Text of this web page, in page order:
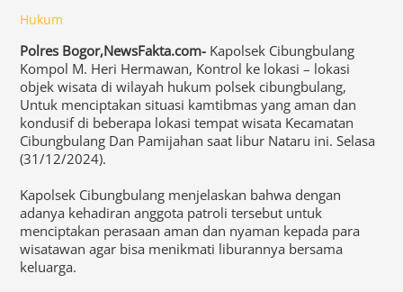
Hukum
Polres Bogor,NewsFakta.com- Kapolsek Cibungbulang
Kompol M. Heri Hermawan, Kontrol ke lokasi – lokasi
objek wisata di wilayah hukum polsek cibungbulang,
Untuk menciptakan situasi kamtibmas yang aman dan
kondusif di beberapa lokasi tempat wisata Kecamatan
Cibungbulang Dan Pamijahan saat libur Nataru ini. Selasa
(31/12/2024).
Kapolsek Cibungbulang menjelaskan bahwa dengan
adanya kehadiran anggota patroli tersebut untuk
menciptakan perasaan aman dan nyaman kepada para
wisatawan agar bisa menikmati liburannya bersama
keluarga.